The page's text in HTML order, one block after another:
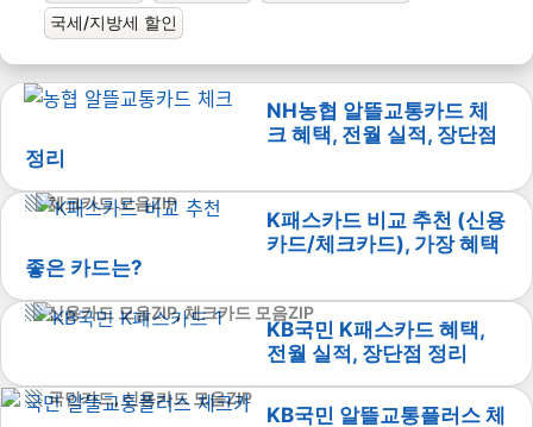
국세/지방세 할인
NH농협 알뜰교통카드 체
크 혜택, 전월 실적, 장단점
정리
체크카드 모음ZIP
K패스카드 비교 추천 (신용
카드/체크카드), 가장 혜택
좋은 카드는?
신용카드 모음ZIP,체크카드 모음ZIP
KB국민 K패스카드 혜택,
전월 실적, 장단점 정리
국민카드, 신용카드 모음ZIP
KB국민 알뜰교통플러스 체